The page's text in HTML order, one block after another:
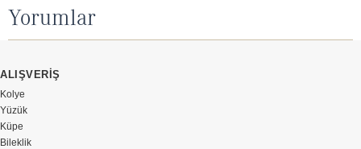
Yorumlar
ALIŞVERİŞ
Kolye
Yüzük
Küpe
Bileklik